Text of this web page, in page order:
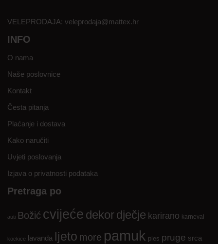
VELEPRODAJA: veleprodaja@mattex.hr
INFO
O nama
Naše poslovnice
Kontakt
Česta pitanja
Plaćanje i dostava
Kako naručiti
Uvjeti poslovanja
Izjava o privatnosti podataka
Pretraga po
auti Božić cvijeće dekordječje karirano karneval
kockice lavanda ljeto more pamuk ples pruge srca